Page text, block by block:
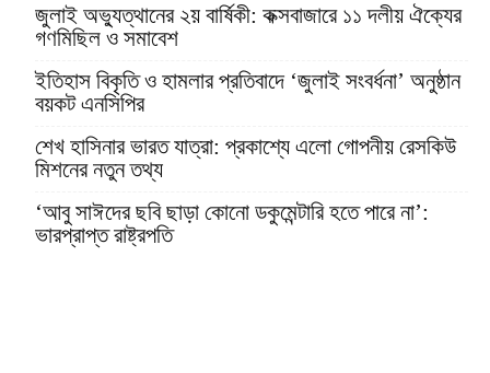
জুলাই অভ্যুত্থানের ২য় বার্ষিকী: কক্সবাজারে ১১ দলীয় ঐক্যের
গণমিছিল ও সমাবেশ
ইতিহাস বিকৃতি ও হামলার প্রতিবাদে ‘জুলাই সংবর্ধনা’ অনুষ্ঠান
বয়কট এনসিপির
শেখ হাসিনার ভারত যাত্রা: প্রকাশ্যে এলো গোপনীয় রেসকিউ
মিশনের নতুন তথ্য
‘আবু সাঈদের ছবি ছাড়া কোনো ডকুমেন্টারি হতে পারে না’:
ভারপ্রাপ্ত রাষ্ট্রপতি